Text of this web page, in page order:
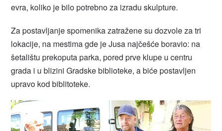
evra, koliko je bilo potrebno za izradu skulpture.
Za postavljanje spomenika zatražene su dozvole za tri
lokacije, na mestima gde je Jusa najčešće boravio: na
šetalištu prekoputa parka, pored prve klupe u centru
grada i u blizini Gradske biblioteke, a biće postavljen
upravo kod biblitoteke.